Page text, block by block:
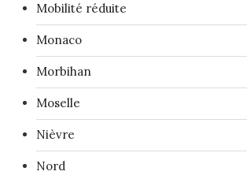
Mobilité réduite
Monaco
Morbihan
Moselle
Nièvre
Nord